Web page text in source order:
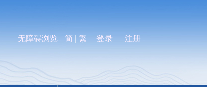
无障碍浏览 简 繁 登录 注册